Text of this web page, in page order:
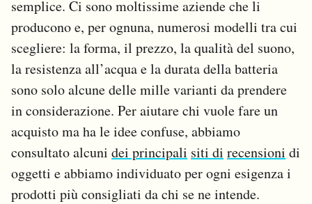
CALENDARIO
AREA PERSONALE
Newsletter
Notifiche mobile
Regala il Post
Hai bisogno di aiuto?
Esci
semplice. Ci sono moltissime aziende che li
producono e, per ognuna, numerosi modelli tra cui
scegliere: la forma, il prezzo, la qualità del suono,
la resistenza all’acqua e la durata della batteria
sono solo alcune delle mille varianti da prendere
in considerazione. Per aiutare chi vuole fare un
acquisto ma ha le idee confuse, abbiamo
consultato alcuni dei principali siti di recensioni di
oggetti e abbiamo individuato per ogni esigenza i
prodotti più consigliati da chi se ne intende.